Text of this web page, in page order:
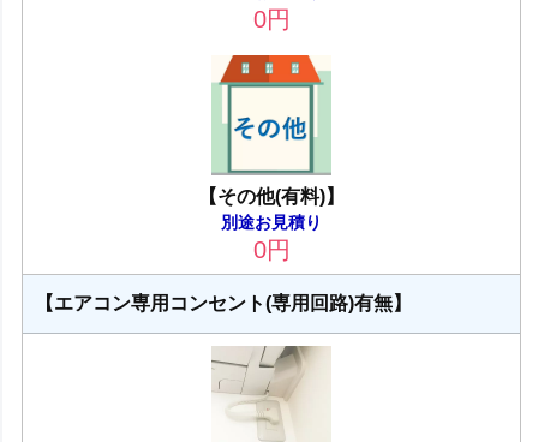
0円
【その他(有料)】
別途お見積り
0円
【エアコン専用コンセント(専用回路)有無】